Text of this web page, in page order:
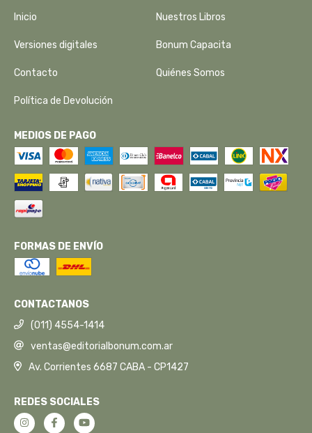
Inicio Nuestros Libros
Versiones digitales Bonum Capacita
Contacto Quiénes Somos
Política de Devolución
MEDIOS DE PAGO
FORMAS DE ENVÍO
CONTACTANOS
(011) 4554-1414
ventas@editorialbonum.com.ar
Av. Corrientes 6687 CABA - CP1427
REDES SOCIALES